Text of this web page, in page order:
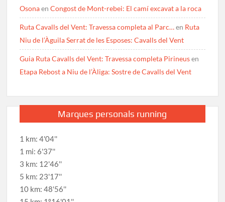
OsonaenCongost de Mont-rebei: El camí excavat a la roca
Ruta Cavalls del Vent: Travessa completa al Parc…en Ruta
Niu de l’Àguila Serrat de les Esposes: Cavalls del Vent
Guia Ruta Cavalls del Vent: Travessa completa Pirineusen
Etapa Rebost a Niu de l’Àliga: Sostre de Cavalls del Vent
Marques personals running
1 km: 4'04''
1 mi: 6'37''
3 km: 12'46''
5 km: 23'17''
10 km: 48'56''